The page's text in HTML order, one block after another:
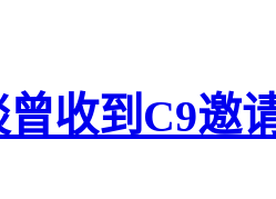
收到C9邀